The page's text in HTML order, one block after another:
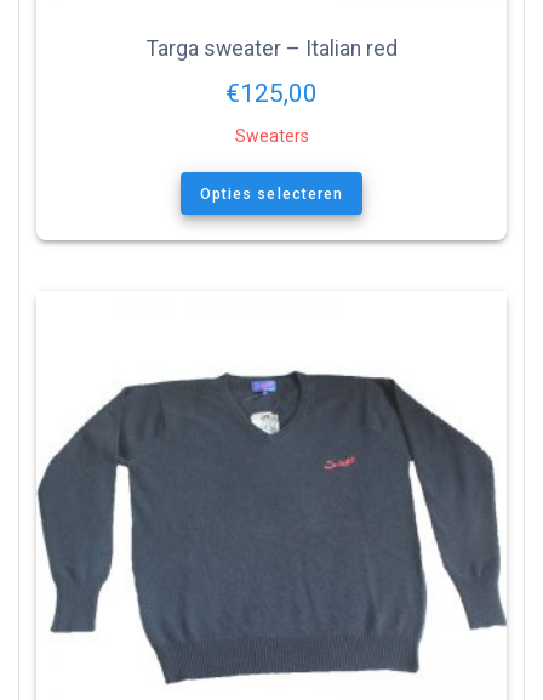
Targa sweater – Italian red
€125,00
Sweaters
Opties selecteren